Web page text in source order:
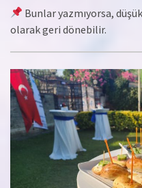
Bunlar yazmıyorsa,
olarak geri dönebilir.